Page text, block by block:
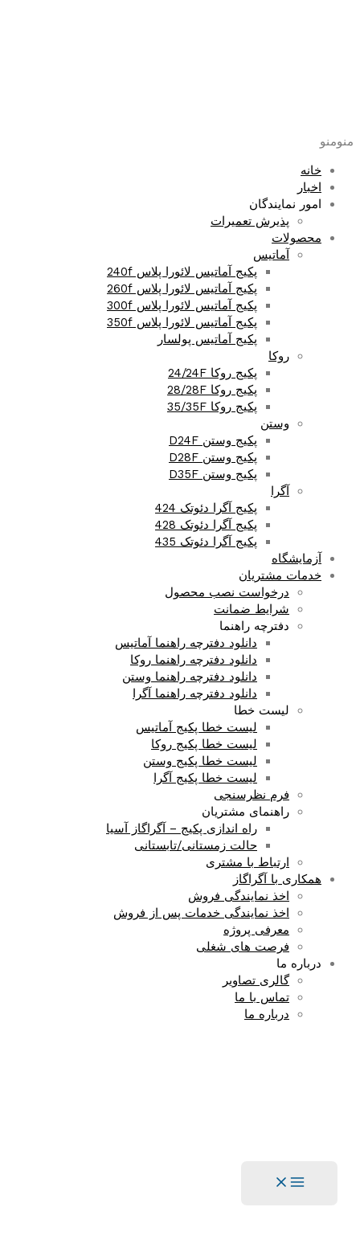
منومنو
خانه
اخبار
امور نمایندگان
پذیرش تعمیرات
محصولات
آماتیس
پکیج آماتیس لائورا پلاس 240f
پکیج آماتیس لائورا پلاس 260f
پکیج آماتیس لائورا پلاس 300f
پکیج آماتیس لائورا پلاس 350f
پکیج آماتیس پولسار
روکا
پکیج روکا 24/24F
پکیج روکا 28/28F
پکیج روکا 35/35F
وستن
پکیج وستن D24F
پکیج وستن D28F
پکیج وستن D35F
آگرا
پکیج آگرا دئوتک 424
پکیج آگرا دئوتک 428
پکیج آگرا دئوتک 435
آزمایشگاه
خدمات مشتریان
درخواست نصب محصول
شرایط ضمانت
دفترچه راهنما
دانلود دفترچه راهنما آماتیس
دانلود دفترچه راهنما روکا
دانلود دفترچه راهنما وستن
دانلود دفترچه راهنما آگرا
لیست خطا
لیست خطا پکیج آماتیس
لیست خطا پکیج روکا
لیست خطا پکیج وستن
لیست خطا پکیج آگرا
فرم نظرسنجی
راهنمای مشتریان
راه اندازی پکیج – آگراگاز آسیا
حالت زمستانی/تابستانی
ارتباط با مشتری
همکاری با آگراگاز
اخذ نمایندگی فروش
اخذ نمایندگی خدمات پس از فروش
معرفی پروژه
فرصت های شغلی
درباره ما
گالری تصاویر
تماس با ما
درباره ما
Main